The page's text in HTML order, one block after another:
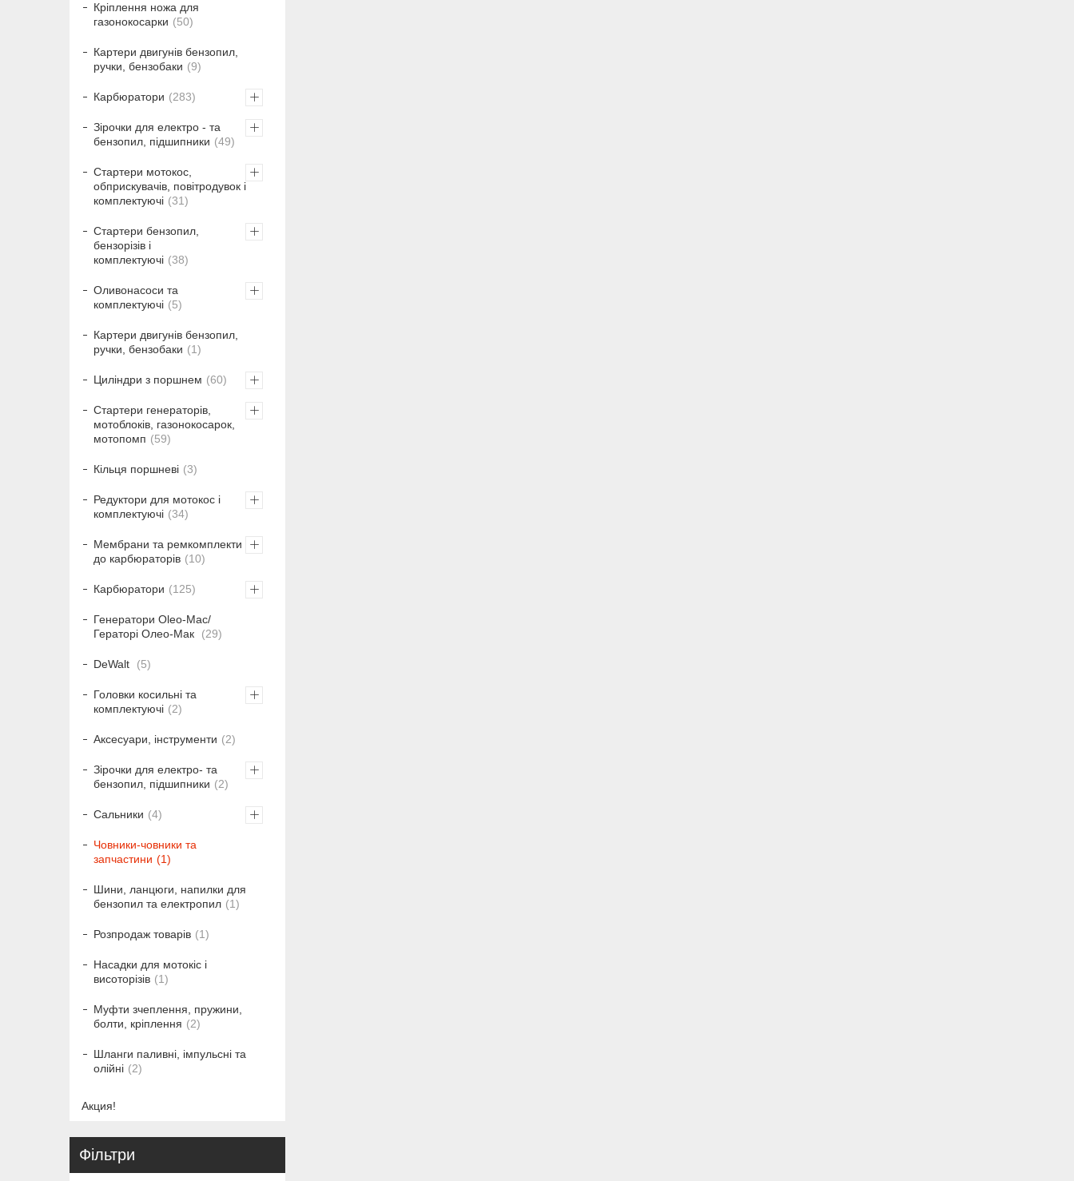
Кріплення ножа для
газонокосарки
50
Картери двигунів бензопил,
ручки, бензобаки
9
Карбюратори 283
Зірочки для електро - та
бензопил, підшипники
49
Стартери мотокос,
обприскувачів, повітродувок і
комплектуючі
31
Стартери бензопил,
бензорізів і
комплектуючі
38
Оливонасоси та
комплектуючі
5
Картери двигунів бензопил,
ручки, бензобаки
1
Циліндри з поршнем 60
Стартери генераторів,
мотоблоків, газонокосарок,
мотопомп
59
Кільця поршневі 3
Редуктори для мотокос і
комплектуючі
34
Мембрани та ремкомплекти
до карбюраторів
10
Карбюратори 125
Генератори Oleo-Mac/
Гераторі Олео-Мак
29
DeWalt 5
Головки косильні та
комплектуючі
2
Аксесуари, інструменти 2
Зірочки для електро- та
бензопил, підшипники
2
Сальники 4
Човники-човники та
запчастини
1
Шини, ланцюги, напилки для
бензопил та електропил
1
Розпродаж товарів 1
Насадки для мотокіс і
висоторізів
1
Муфти зчеплення, пружини,
болти, кріплення
2
Шланги паливні, імпульсні та
олійні
2
Акция!
Фільтри